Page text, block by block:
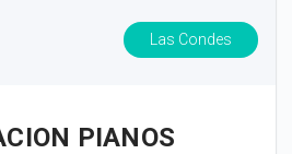
Las Condes
PIANOS